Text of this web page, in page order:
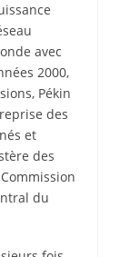
avec
2000,
Pékin
des
et
des
du